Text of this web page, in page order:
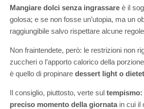
Mangiare dolci senza ingrassare è il
golosa; e se non fosse un’utopia, ma un
raggiungibile salvo rispettare alcune
Non fraintendete, però: le restrizioni non
zuccheri o l’apporto calorico della
è quello di propinare dessert light o
Il consiglio, piuttosto, verte sul tempismo:
preciso momento della giornatain cui il